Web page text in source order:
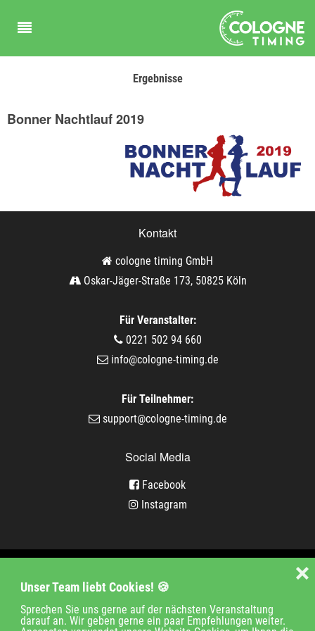
Unser Team liebt Cookies! 🍪
Sprechen Sie uns gerne auf der nächsten Veranstaltung
darauf an. Wir geben gerne ein paar Empfehlungen weiter.
❌
Ergebnisse
Bonner Nachtlauf 2019
Kontakt
cologne timing GmbH
Oskar-Jäger-Straße 173, 50825 Köln
Für Veranstalter:
0221 502 94 660
info@cologne-timing.de
Für Teilnehmer:
support@cologne-timing.de
Social Media
Facebook
Instagram
Unternehmen
Jobs Kontakt
Impressum